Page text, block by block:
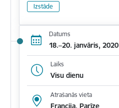
Izstāde
Datums
18.–20. janvāris, 2020
Laiks
Visu dienu
Atrašanās vieta
Francija, Parīze